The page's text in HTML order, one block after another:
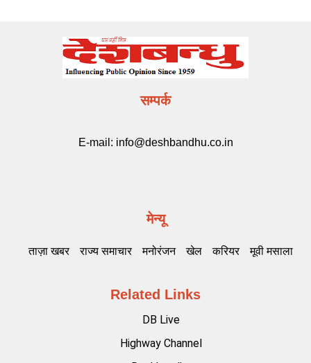
सम्पर्क
E-mail: info@deshbandhu.co.in
मेन्यू
ताज़ा खबर राज्य समाचार मनोरंजन खेल करियर मूवी मसाला
Related Links
DB Live
Highway Channel